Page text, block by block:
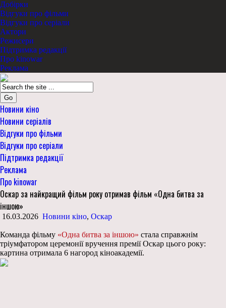
Добірки
Відгуки про фільми
Відгуки про серіали
Актори
Режисери
Підтримка редакції
Про kinowar
Реклама
Go
Новини кіно
Новини серіалів
Відгуки про фільми
Відгуки про серіали
Підтримка редакції
Реклама
Про kinowar
Оскар за найкращий фільм року отримав фільм «Одна битва за
іншою»
16.03.2026 Новини кіно, Оскар
Команда фільму «Одна битва за іншою» стала справжнім
тріумфатором церемонії вручення премії Оскар цього року:
картина отримала 6 нагород кіноакадемії.